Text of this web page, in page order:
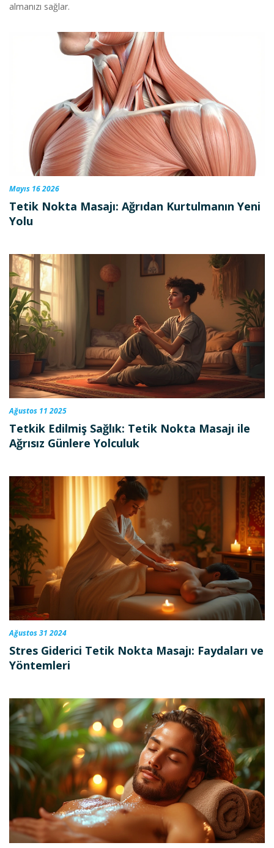
almanızı sağlar.
Mayıs 16 2026
Tetik Nokta Masajı: Ağrıdan Kurtulmanın Yeni
Yolu
Ağustos 11 2025
Tetkik Edilmiş Sağlık: Tetik Nokta Masajı ile
Ağrısız Günlere Yolculuk
Ağustos 31 2024
Stres Giderici Tetik Nokta Masajı: Faydaları ve
Yöntemleri